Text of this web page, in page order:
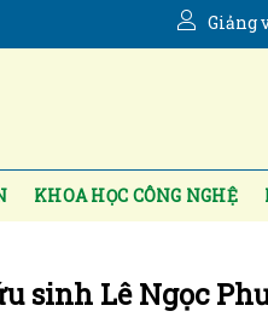
Giảng
KHOA HỌC CÔNG NGHỆ
sinh Lê Ngọc